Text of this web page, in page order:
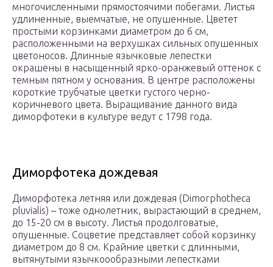
многочисленными прямостоячими побегами. Листья
удлиненные, выемчатые, не опушенные. Цветет
простыми корзинками диаметром до 6 см,
расположенными на верхушках сильных опушенных
цветоносов. Длинные язычковые лепестки
окрашены в насыщенный ярко-оранжевый оттенок с
темным пятном у основания. В центре расположены
короткие трубчатые цветки густого черно-
коричневого цвета. Выращивание данного вида
диморфотеки в культуре ведут с 1798 года.
Диморфотека дождевая
Диморфотека летняя или дождевая (Dimorphotheca
pluvialis) – тоже однолетник, вырастающий в среднем,
до 15-20 см в высоту. Листья продолговатые,
опушенные. Соцветие представляет собой корзинку
диаметром до 8 см. Крайние цветки с длинными,
вытянутыми язычкоообразными лепестками